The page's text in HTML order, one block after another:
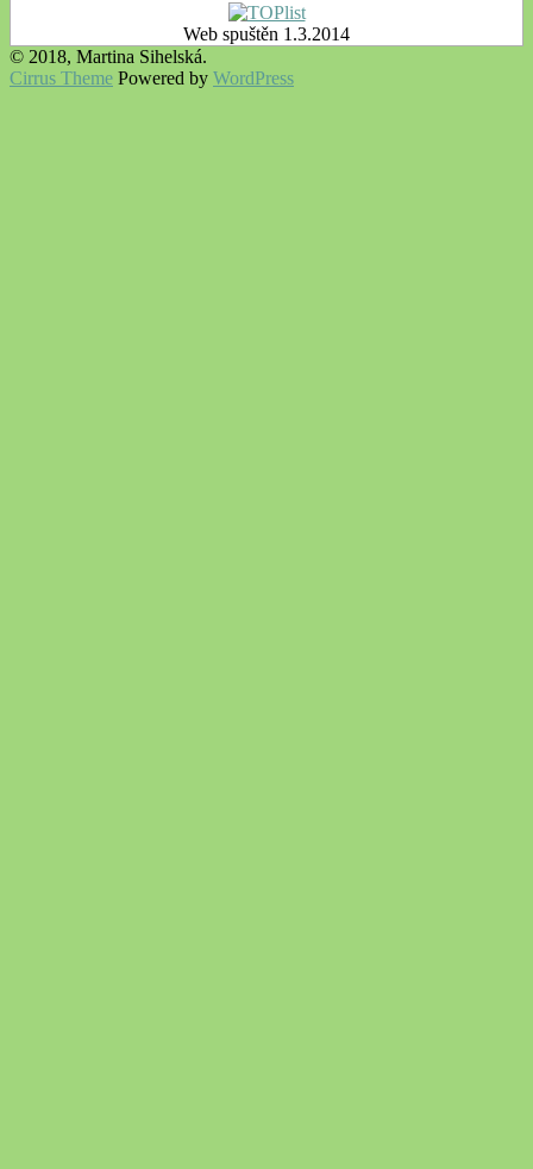
Web spuštěn 1.3.2014
© 2018, Martina Sihelská.
Cirrus Theme Powered by WordPress